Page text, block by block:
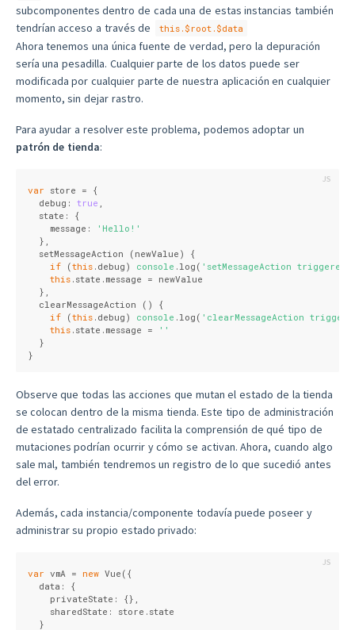
subcomponentes dentro de cada una de estas instancias también
tendrían acceso a través de
this.$root.$data
Ahora tenemos una única fuente de verdad, pero la depuración
sería una pesadilla. Cualquier parte de los datos puede ser
modificada por cualquier parte de nuestra aplicación en cualquier
momento, sin dejar rastro.
Para ayudar a resolver este problema, podemos adoptar un
patrón de tienda:
var store = {
  debug:
true
  state: {
    message:
'Hello!'
  },
  setMessageAction (newValue) {
if (this .debug) console .log( 'setMessageAction triggered
this .state.message = newValue
  },
  clearMessageAction () {
if (this .debug) console .log( 'clearMessageAction
this .state.message =
''
  }
}
Observe que todas las acciones que mutan el estado de la tienda
se colocan dentro de la misma tienda. Este tipo de administración
de estatado centralizado facilita la comprensión de qué tipo de
mutaciones podrían ocurrir y cómo se activan. Ahora, cuando algo
sale mal, también tendremos un registro de lo que sucedió antes
del error.
Además, cada instancia/componente todavía puede poseer y
administrar su propio estado privado:
var vmA = new Vue({
  data: {
    privateState: {},
    sharedState: store.state
  }